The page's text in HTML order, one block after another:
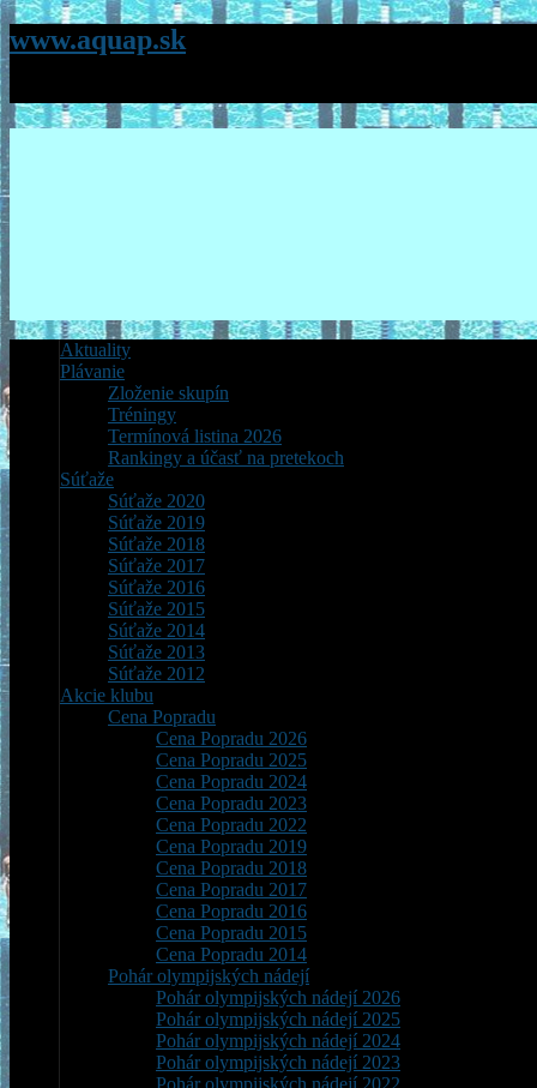
www.aquap.sk
Aktuality
Plávanie
Zloženie skupín
Tréningy
Termínová listina 2026
Rankingy a účasť na pretekoch
Súťaže
Súťaže 2020
Súťaže 2019
Súťaže 2018
Súťaže 2017
Súťaže 2016
Súťaže 2015
Súťaže 2014
Súťaže 2013
Súťaže 2012
Akcie klubu
Cena Popradu
Cena Popradu 2026
Cena Popradu 2025
Cena Popradu 2024
Cena Popradu 2023
Cena Popradu 2022
Cena Popradu 2019
Cena Popradu 2018
Cena Popradu 2017
Cena Popradu 2016
Cena Popradu 2015
Cena Popradu 2014
Pohár olympijských nádejí
Pohár olympijských nádejí 2026
Pohár olympijských nádejí 2025
Pohár olympijských nádejí 2024
Pohár olympijských nádejí 2023